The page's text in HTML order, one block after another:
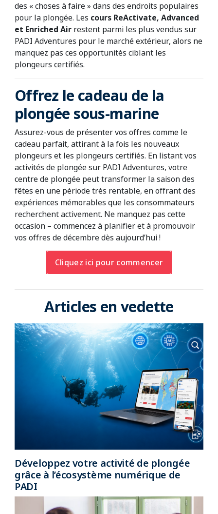
des « choses à faire » dans des endroits populaires
pour la plongée. Les cours ReActivate, Advanced
et Enriched Air restent parmi les plus vendus sur
PADI Adventures pour le marché extérieur, alors ne
manquez pas ces opportunités ciblant les
plongeurs certifiés.
Offrez le cadeau de la
plongée sous-marine
Assurez-vous de présenter vos offres comme le
cadeau parfait, attirant à la fois les nouveaux
plongeurs et les plongeurs certifiés. En listant vos
activités de plongée sur PADI Adventures, votre
centre de plongée peut transformer la saison des
fêtes en une période très rentable, en offrant des
expériences mémorables que les consommateurs
recherchent activement. Ne manquez pas cette
occasion – commencez à planifier et à promouvoir
vos offres de décembre dès aujourd’hui !
Cliquez ici pour commencer
Articles en vedette
Développez votre activité de plongée
grâce à l’écosystème numérique de
PADI